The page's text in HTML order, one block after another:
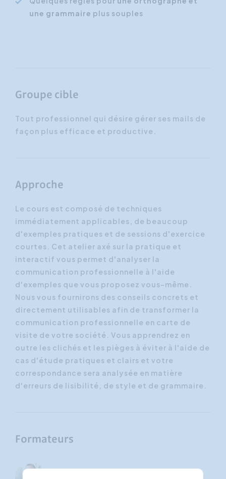
une grammaire plus souples
Groupe cible
Tout professionnel qui désire gérer ses mails de
façon plus efficace et productive.
Approche
Le cours est composé de techniques
immédiatement applicables, de beaucoup
d'exemples pratiques et de sessions d'exercice
courtes. Cet atelier axé sur la pratique et
interactif vous permet d'analyser la
communication professionnelle à l'aide
d'exemples que vous proposez vous-même.
Nous vous fournirons des conseils concrets et
directement utilisables afin de transformer la
communication professionnelle en carte de
visite de votre société. Vous apprendrez en
outre les clichés et les pièges à éviter à l'aide de
cas d'étude pratiques et clairs et votre
correspondance sera analysée en matière
d'erreurs de lisibilité, de style et de grammaire.
Formateurs